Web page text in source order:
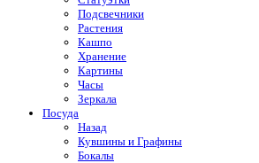
Подсвечники
Растения
Кашпо
Хранение
Картины
Часы
Зеркала
Посуда
Назад
Кувшины и Графины
Бокалы